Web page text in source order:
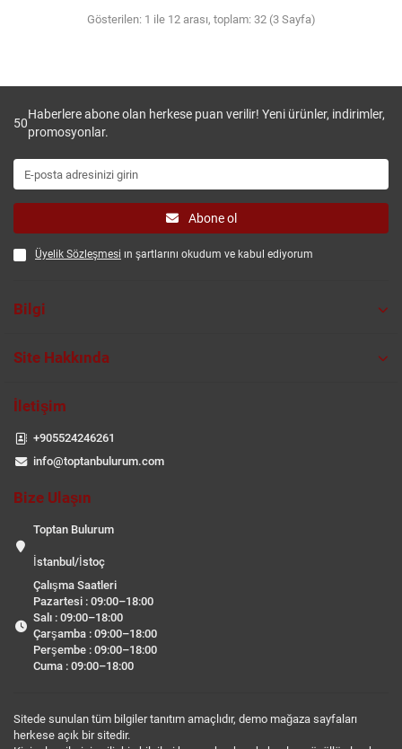
Gösterilen: 1 ile 12 arası, toplam: 32 (3 Sayfa)
50
Haberlere abone olan herkese puan verilir! Yeni ürünler, indirimler,
promosyonlar.
Abone ol
Üyelik Sözleşmesi ın şartlarını okudum ve kabul ediyorum
Bilgi
Site Hakkında
İletişim
+905524246261
info@toptanbulurum.com
Bize Ulaşın
Toptan Bulurum
İstanbul/İstoç
Çalışma Saatleri
Pazartesi : 09:00–18:00
Salı : 09:00–18:00
Çarşamba : 09:00–18:00
Perşembe : 09:00–18:00
Cuma : 09:00–18:00
Sitede sunulan tüm bilgiler tanıtım amaçlıdır, demo mağaza sayfaları
herkese açık bir sitedir.